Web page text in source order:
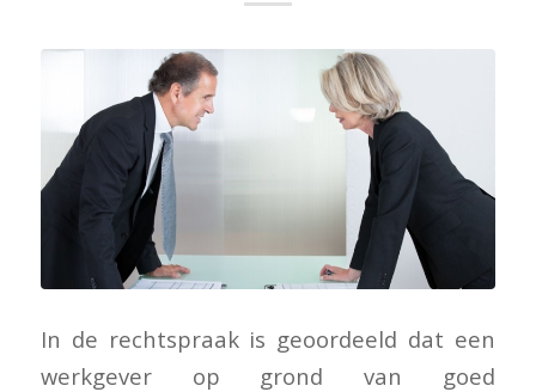
In de rechtspraak is geoordeeld dat een
werkgever op grond van goed